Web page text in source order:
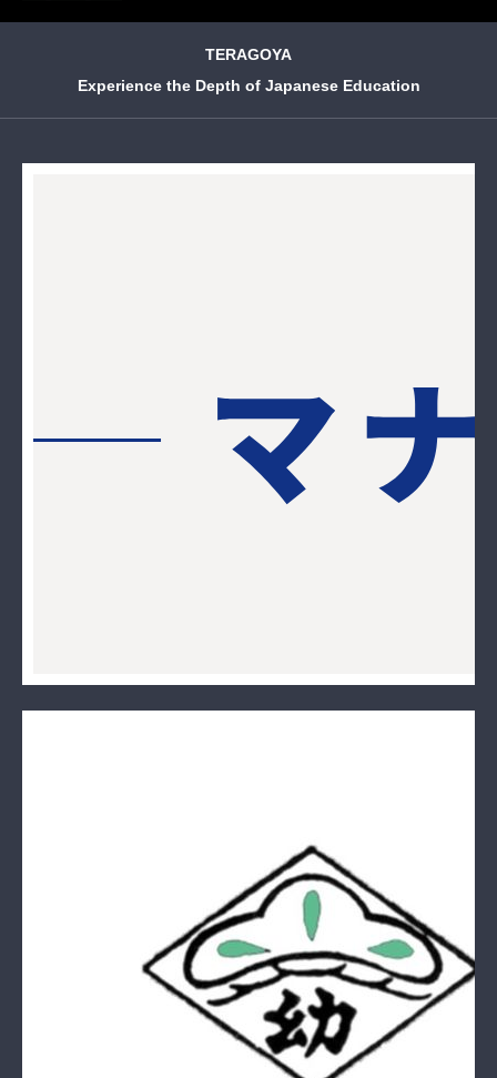
TERAGOYA
Experience the Depth of Japanese Education